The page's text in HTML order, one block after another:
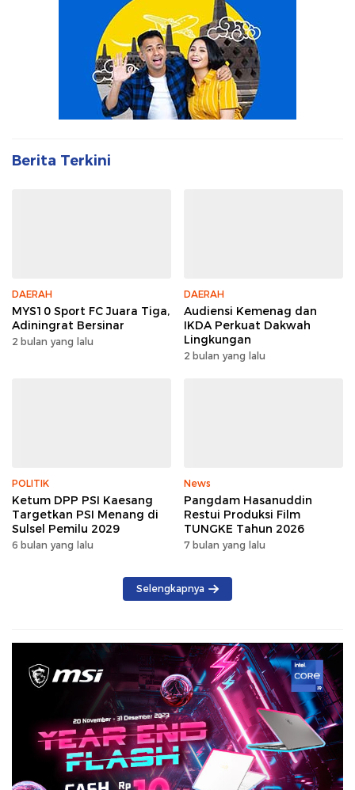
Berita Terkini
DAERAH
MYS10 Sport FC Juara Tiga,
Adiningrat Bersinar
2 bulan yang lalu
DAERAH
Audiensi Kemenag dan
IKDA Perkuat Dakwah
Lingkungan
2 bulan yang lalu
POLITIK
Ketum DPP PSI Kaesang
Targetkan PSI Menang di
Sulsel Pemilu 2029
6 bulan yang lalu
News
Pangdam Hasanuddin
Restui Produksi Film
TUNGKE Tahun 2026
7 bulan yang lalu
Selengkapnya